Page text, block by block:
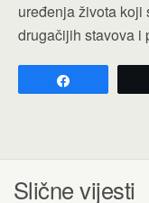
uređenja života
drugačijih stavova i
Slične vijesti